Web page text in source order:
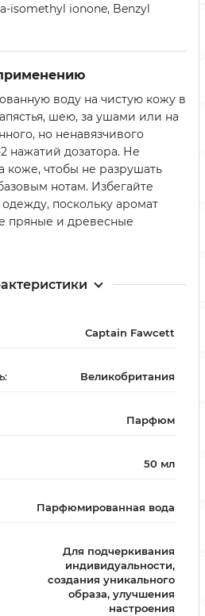
isomethyl ionone, Benzyl
воду на чистую кожу в
шею, за ушами или на
но ненавязчивого
нажатий дозатора. Не
коже, чтобы не разрушать
нотам. Избегайте
поскольку аромат
пряные и древесные
Captain Fawcett
Великобритания
Парфюм
50 мл
Парфюмированная вода
Для подчеркивания
индивидуальности,
создания уникального
образа, улучшения
настроения